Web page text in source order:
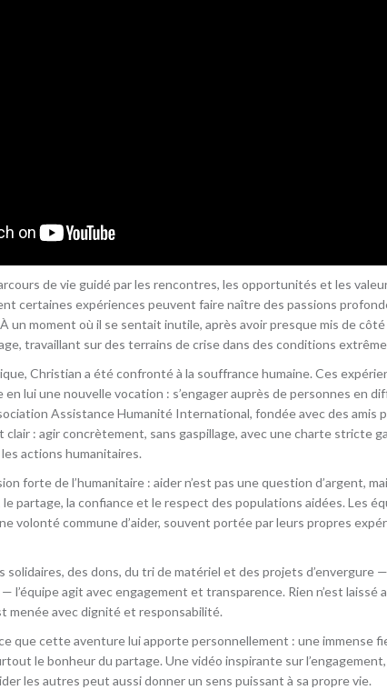
de vie guidé par les rencontres, les opportunités et les
certaines expériences peuvent faire naître des passions
un moment où il se sentait inutile, après avoir presque mis de côté
travaillant sur des terrains de crise dans des conditions
Christian a été confronté à la souffrance humaine. Ces
lui une nouvelle vocation : s’engager auprès de personnes en
Assistance Humanité International, fondée avec des amis
clair : agir concrètement, sans gaspillage, avec une charte stricte
actions humanitaires.
forte de l’humanitaire : aider n’est pas une question d’argent,
partage, la confiance et le respect des populations aidées. Les
volonté commune d’aider, souvent portée par leurs propres
solidaires, des dons, du tri de matériel et des projets d’envergure
— l’équipe agit avec engagement et transparence. Rien n’est laissé
menée avec dignité et responsabilité.
que cette aventure lui apporte personnellement : une immense
le bonheur du partage. Une vidéo inspirante sur l’engagement,
les autres peut aussi donner un sens puissant à sa propre vie.